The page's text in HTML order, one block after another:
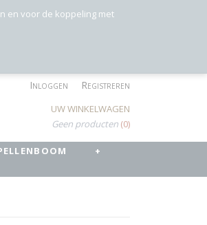
Inloggen Registreren
UW WINKELWAGEN
Geen producten (0)
+
en voor de koppeling met